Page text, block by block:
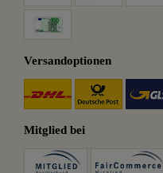
Versandoptionen
Mitglied bei